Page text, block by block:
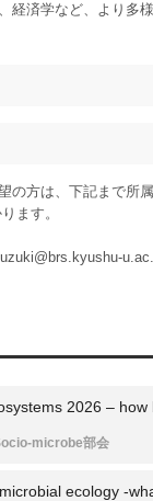
経済学など、より多
の方は、下記まで所
ます。
2026 –
microbe部会
ecology -